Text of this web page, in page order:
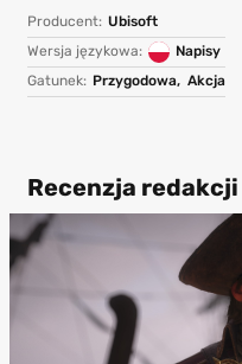
Producent: Ubisoft
Wersja językowa:
Napisy
Gatunek: Przygodowa, Akcja
Recenzja redakcji